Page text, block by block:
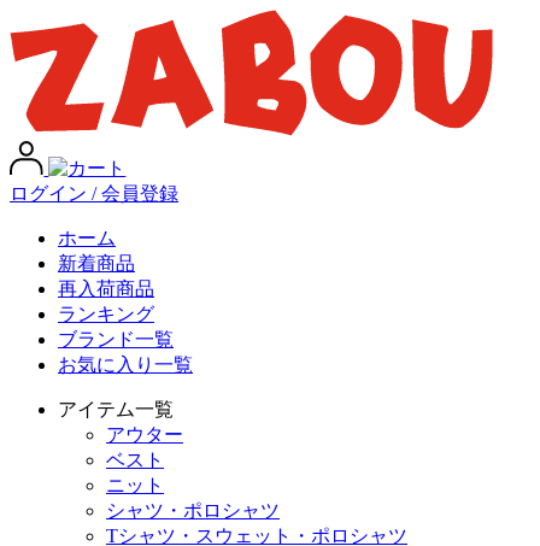
ログイン / 会員登録
ホーム
新着商品
再入荷商品
ランキング
ブランド一覧
お気に入り一覧
アイテム一覧
アウター
ベスト
ニット
シャツ・ポロシャツ
Tシャツ・スウェット・ポロシャツ